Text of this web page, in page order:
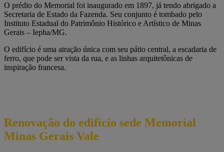
O prédio do Memorial foi inaugurado em 1897, já tendo abrigado a
Secretaria de Estado da Fazenda. Seu conjunto é tombado pelo
Instituto Estadual do Patrimônio Histórico e Artístico de Minas
Gerais – Iepha/MG.
O edifício é uma atração única com seu pátio central, a escadaria de
ferro, que pode ser vista da rua, e as linhas arquitetônicas de
inspiração francesa.
Renovação do edifício sede Memorial
Minas Gerais Vale